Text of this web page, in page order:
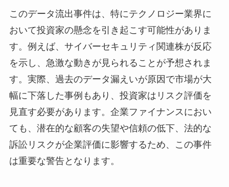
このデータ流出事件は、特にテクノロジー業界に
おいて投資家の懸念を引き起こす可能性がありま
す。例えば、サイバーセキュリティ関連株が反応
を示し、急激な動きが見られることが予想されま
す。実際、過去のデータ漏えいが原因で市場が大
幅に下落した事例もあり、投資家はリスク評価を
見直す必要があります。企業ファイナンスにおい
ても、潜在的な顧客の失望や信頼の低下、法的な
訴訟リスクが企業評価に影響するため、この事件
は重要な警告となります。